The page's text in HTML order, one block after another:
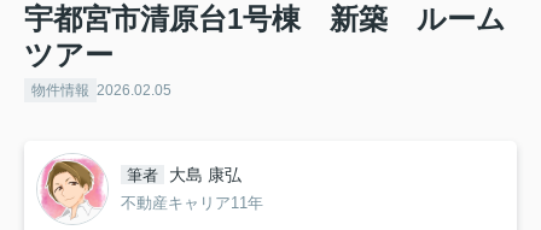
宇都宮市清原台1号棟 新築 ルーム
ツアー
物件情報 2026.02.05
筆者 大島 康弘
不動産キャリア11年